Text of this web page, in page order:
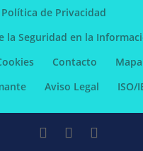
Política de Privacidad
la Seguridad en la
Contacto
Aviso Legal ISO/